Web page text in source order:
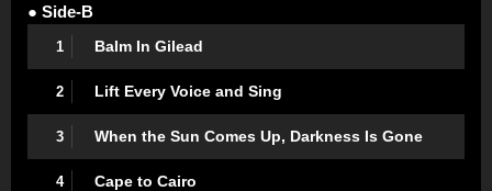
● Side-B
1 Balm In Gilead
2 Lift Every Voice and Sing
3 When the Sun Comes Up, Darkness Is Gone
4 Cape to Cairo